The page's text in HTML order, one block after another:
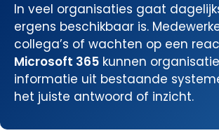
In veel organisaties gaat
ergens beschikbaar is.
collega’s of wachten op een
Microsoft 365 kunnen
informatie uit bestaande
het juiste antwoord of inzicht.